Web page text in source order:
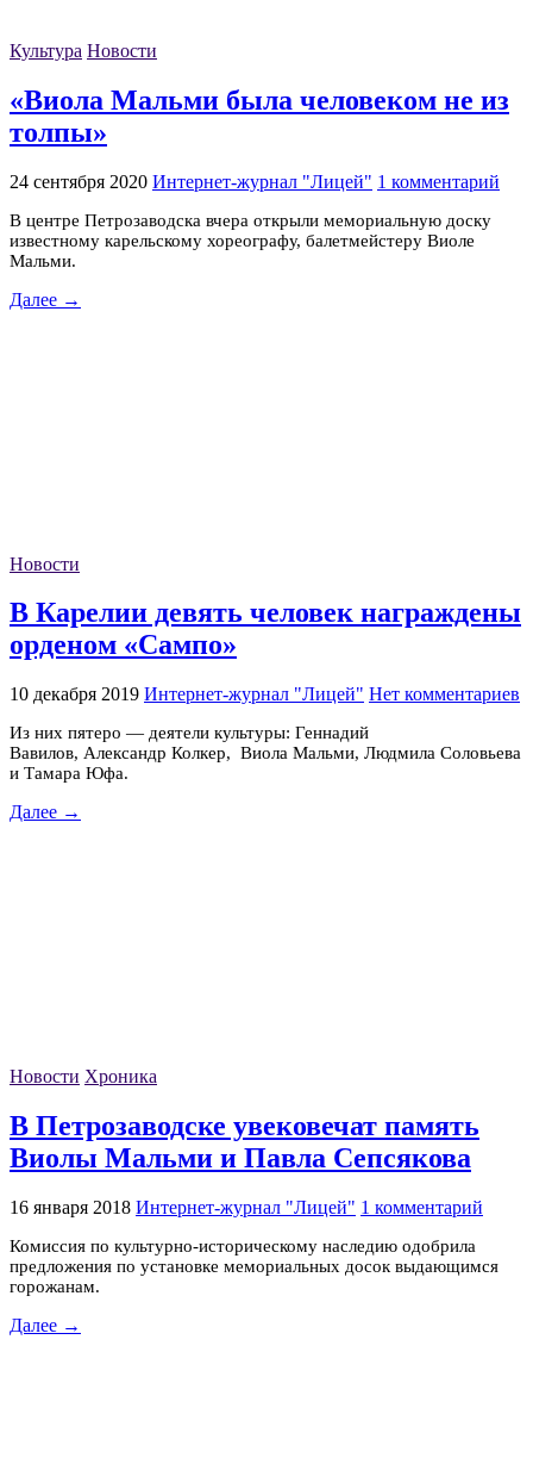
Культура Новости
«Виола Мальми была человеком не из
толпы»
24 сентября 2020 Интернет-журнал "Лицей" 1 комментарий
В центре Петрозаводска вчера открыли мемориальную доску
известному карельскому хореографу, балетмейстеру Виоле
Мальми.
Далее →
Новости
В Карелии девять человек награждены
орденом «Сампо»
10 декабря 2019 Интернет-журнал "Лицей" Нет комментариев
Из них пятеро — деятели культуры: Геннадий
Вавилов, Александр Колкер, Виола Мальми, Людмила Соловьева
и Тамара Юфа.
Далее →
Новости Хроника
В Петрозаводске увековечат память
Виолы Мальми и Павла Сепсякова
16 января 2018 Интернет-журнал "Лицей" 1 комментарий
Комиссия по культурно-историческому наследию одобрила
предложения по установке мемориальных досок выдающимся
горожанам.
Далее →